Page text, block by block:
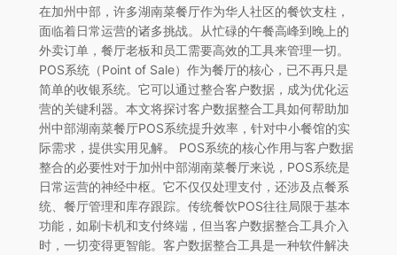
在加州中部，许多湖南菜餐厅作为华人社区的餐饮支柱，
面临着日常运营的诸多挑战。从忙碌的午餐高峰到晚上的
外卖订单，餐厅老板和员工需要高效的工具来管理一切。
POS系统（Point of Sale）作为餐厅的核心，已不再只是
简单的收银系统。它可以通过整合客户数据，成为优化运
营的关键利器。本文将探讨客户数据整合工具如何帮助加
州中部湖南菜餐厅POS系统提升效率，针对中小餐馆的实
际需求，提供实用见解。 POS系统的核心作用与客户数据
整合的必要性对于加州中部湖南菜餐厅来说，POS系统是
日常运营的神经中枢。它不仅仅处理支付，还涉及点餐系
统、餐厅管理和库存跟踪。传统餐饮POS往往局限于基本
功能，如刷卡机和支付终端，但当客户数据整合工具介入
时，一切变得更智能。客户数据整合工具是一种软件解决